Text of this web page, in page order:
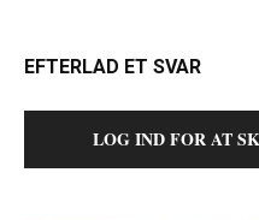
EFTERLAD ET SVAR
LOG IND FOR AT